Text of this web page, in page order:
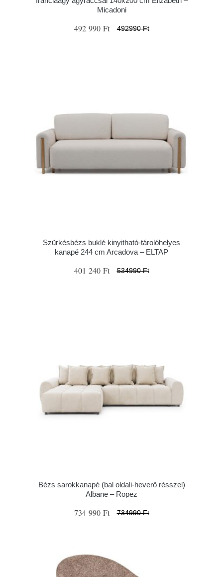
Micadoni
492 990 Ft 492990 Ft
Szürkésbézs buklé kinyitható-tárolóhelyes
kanapé 244 cm Arcadova – ELTAP
401 240 Ft 534990 Ft
Bézs sarokkanapé (bal oldali-heverő résszel)
Albane – Ropez
734 990 Ft 734990 Ft